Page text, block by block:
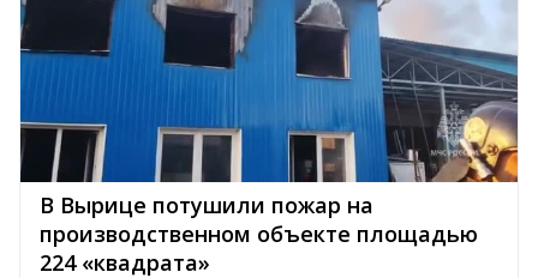
В Вырице потушили пожар на
производственном объекте площадью
224 «квадрата»